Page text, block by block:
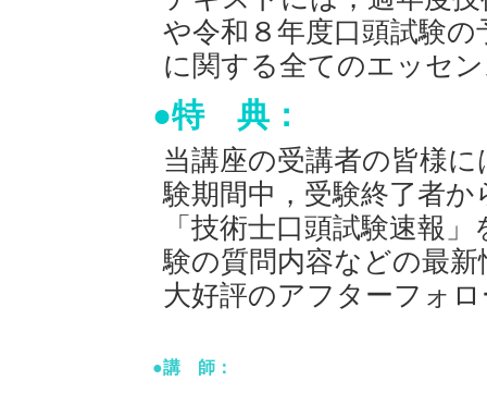
や令和８年度口頭試験
に関する全てのエッセ
●特 典：
当講座の受講者の皆様
験期間中，受験終了者
「技術士口頭試験速報
験の質問内容などの最
大好評のアフターフォ
●講 師：